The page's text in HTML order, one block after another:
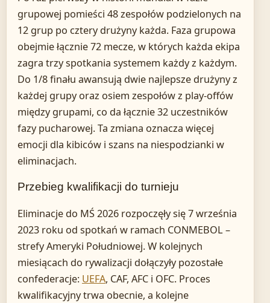
grupowej pomieści 48 zespołów podzielonych na
12 grup po cztery drużyny każda. Faza grupowa
obejmie łącznie 72 mecze, w których każda ekipa
zagra trzy spotkania systemem każdy z każdym.
Do 1/8 finału awansują dwie najlepsze drużyny z
każdej grupy oraz osiem zespołów z play-offów
między grupami, co da łącznie 32 uczestników
fazy pucharowej. Ta zmiana oznacza więcej
emocji dla kibiców i szans na niespodzianki w
eliminacjach.
Przebieg kwalifikacji do turnieju
Eliminacje do MŚ 2026 rozpoczęły się 7 września
2023 roku od spotkań w ramach CONMEBOL –
strefy Ameryki Południowej. W kolejnych
miesiącach do rywalizacji dołączyły pozostałe
confederacje: UEFA, CAF, AFC i OFC. Proces
kwalifikacyjny trwa obecnie, a kolejne